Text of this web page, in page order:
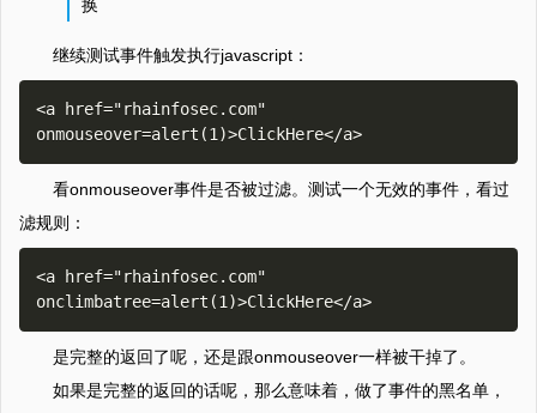
换
继续测试事件触发执行javascript：
<a href="rhainfosec.com"
看onmouseover事件是否被过滤。测试一个无效的事件，看过
滤规则：
<a href="rhainfosec.com"
是完整的返回了呢，还是跟onmouseover一样被干掉了。
如果是完整的返回的话呢，那么意味着，做了事件的黑名单，